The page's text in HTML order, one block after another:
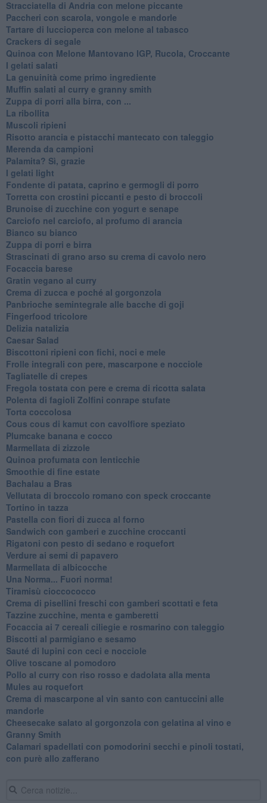
Stracciatella di Andria con melone piccante
Paccheri con scarola, vongole e mandorle
Tartare di luccioperca con melone al tabasco
Crackers di segale
Quinoa con Melone Mantovano IGP, Rucola, Croccante
I gelati salati
La genuinità come primo ingrediente
Muffin salati al curry e granny smith
Zuppa di porri alla birra, con ...
La ribollita
Muscoli ripieni
Risotto arancia e pistacchi mantecato con taleggio
Merenda da campioni
Palamita? Sì, grazie
I gelati light
Fondente di patata, caprino e germogli di porro
Torretta con crostini piccanti e pesto di broccoli
Brunoise di zucchine con yogurt e senape
Carciofo nel carciofo, al profumo di arancia
Bianco su bianco
Zuppa di porri e birra
Strascinati di grano arso su crema di cavolo nero
Focaccia barese
Gratin vegano al curry
Crema di zucca e poché al gorgonzola
Panbrioche semintegrale alle bacche di goji
Fingerfood tricolore
Delizia natalizia
Caesar Salad
Biscottoni ripieni con fichi, noci e mele
Frolle integrali con pere, mascarpone e nocciole
Tagliatelle di crepes
Fregola tostata con pere e crema di ricotta salata
Polenta di fagioli Zolfini conrape stufate
Torta coccolosa
Cous cous di kamut con cavolfiore speziato
Plumcake banana e cocco
Marmellata di zizzole
Quinoa profumata con lenticchie
Smoothie di fine estate
Bachalau a Bras
Vellutata di broccolo romano con speck croccante
Tortino in tazza
Pastella con fiori di zucca al forno
Sandwich con gamberi e zucchine croccanti
Rigatoni con pesto di sedano e roquefort
Verdure ai semi di papavero
Marmellata di albicocche
Una Norma... Fuori norma!
Tiramisù cioccococco
Crema di pisellini freschi con gamberi scottati e feta
Tazzine zucchine, menta e gamberetti
Focaccia ai 7 cereali ciliegie e rosmarino con taleggio
Biscotti al parmigiano e sesamo
Sauté di lupini con ceci e nocciole
Olive toscane al pomodoro
Pollo al curry con riso rosso e dadolata alla menta
Mules au roquefort
Crema di mascarpone al vin santo con cantuccini alle
mandorle
Cheesecake salato al gorgonzola con gelatina al vino e
Granny Smith
Calamari spadellati con pomodorini secchi e pinoli tostati,
con purè allo zafferano